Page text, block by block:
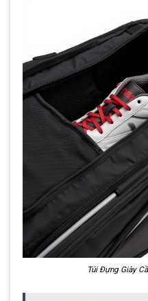
Túi Đựng Giày